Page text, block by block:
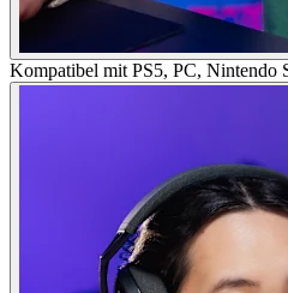
Kompatibel mit PS5, PC, Nintendo